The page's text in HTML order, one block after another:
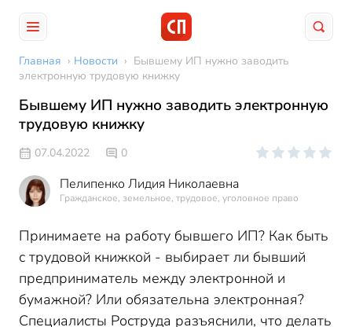
Главная › Новости › Бывшему ИП нужно заводить
электронную трудовую книжку
Бывшему ИП нужно заводить электронную
трудовую книжку
07.04.2022 0
Пелипенко Лидия Николаевна
Гражданское, земельное, трудовое, уголовное право
Принимаете на работу бывшего ИП? Как быть
с трудовой книжкой - выбирает ли бывший
предприниматель между электронной и
бумажной? Или обязательна электронная?
Специалисты Роструда разъяснили, что делать